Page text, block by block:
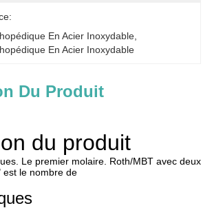
En Acier Inoxydable
En Acier Inoxydable
Du Produit
du produit
Le premier molaire. Roth/MBT avec deux
est le nombre de